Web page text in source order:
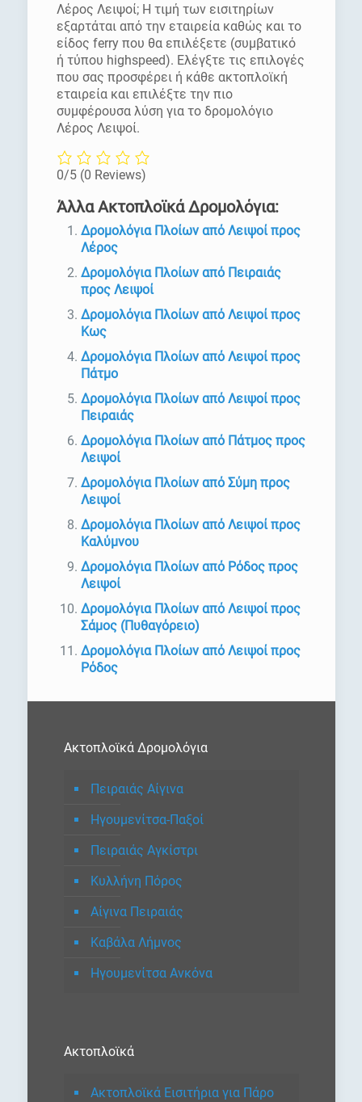
Λέρος Λειψοί; Η τιμή των εισιτηρίων
εξαρτάται από την εταιρεία καθώς και το
είδος ferry που θα επιλέξετε (συμβατικό
ή τύπου highspeed). Ελέγξτε τις επιλογές
που σας προσφέρει ή κάθε ακτοπλοϊκή
εταιρεία και επιλέξτε την πιο
συμφέρουσα λύση για το δρομολόγιο
Λέρος Λειψοί.
0/5 (0 Reviews)
Άλλα Ακτοπλοϊκά Δρομολόγια:
Δρομολόγια Πλοίων από Λειψοί προς
Λέρος
Δρομολόγια Πλοίων από Πειραιάς
προς Λειψοί
Δρομολόγια Πλοίων από Λειψοί προς
Κως
Δρομολόγια Πλοίων από Λειψοί προς
Πάτμο
Δρομολόγια Πλοίων από Λειψοί προς
Πειραιάς
Δρομολόγια Πλοίων από Πάτμος προς
Λειψοί
Δρομολόγια Πλοίων από Σύμη προς
Λειψοί
Δρομολόγια Πλοίων από Λειψοί προς
Καλύμνου
Δρομολόγια Πλοίων από Ρόδος προς
Λειψοί
Δρομολόγια Πλοίων από Λειψοί προς
Σάμος (Πυθαγόρειο)
Δρομολόγια Πλοίων από Λειψοί προς
Ρόδος
Ακτοπλοϊκά Δρομολόγια
Πειραιάς Αίγινα
Ηγουμενίτσα-Παξοί
Πειραιάς Αγκίστρι
Κυλλήνη Πόρος
Αίγινα Πειραιάς
Καβάλα Λήμνος
Ηγουμενίτσα Ανκόνα
Ακτοπλοϊκά
Ακτοπλοϊκά Εισιτήρια για Πάρο